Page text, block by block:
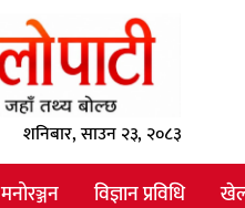
शनिबार, साउन २३, २०८३
मनोरञ्जन विज्ञान प्रविधि